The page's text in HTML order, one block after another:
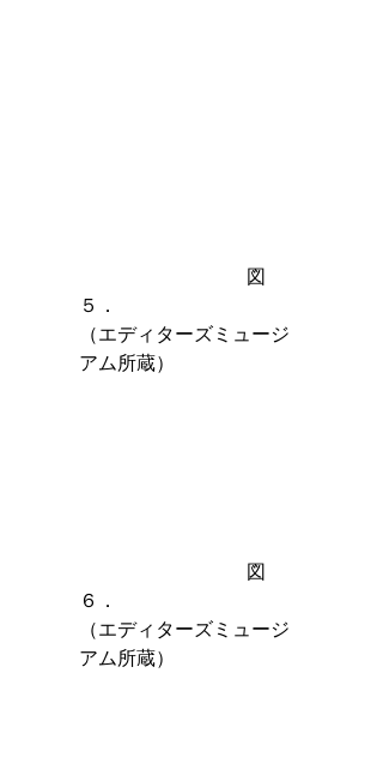
図
５．
（エディターズミュージ
アム所蔵）
図
６．
（エディターズミュージ
アム所蔵）